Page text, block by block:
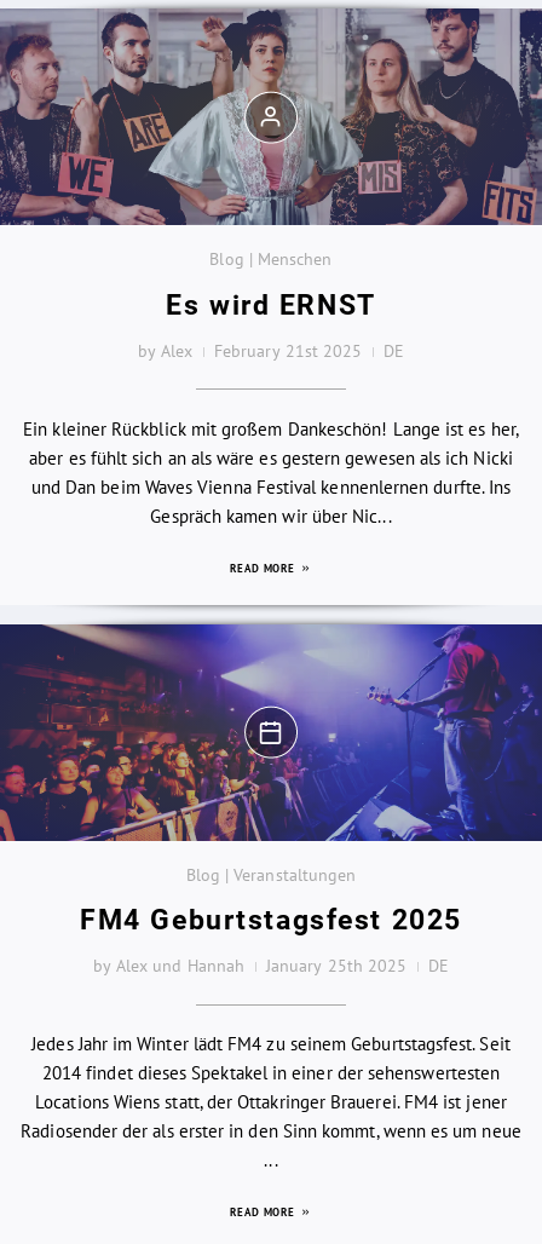
Blog | Menschen
Es wird ERNST
by Alex February 21st 2025 DE
Ein kleiner Rückblick mit großem Dankeschön! Lange ist es her,
aber es fühlt sich an als wäre es gestern gewesen als ich Nicki
und Dan beim Waves Vienna Festival kennenlernen durfte. Ins
Gespräch kamen wir über Nic...
READ MORE
Blog | Veranstaltungen
FM4 Geburtstagsfest 2025
by Alex und Hannah January 25th 2025 DE
Jedes Jahr im Winter lädt FM4 zu seinem Geburtstagsfest. Seit
2014 findet dieses Spektakel in einer der sehenswertesten
Locations Wiens statt, der Ottakringer Brauerei. FM4 ist jener
Radiosender der als erster in den Sinn kommt, wenn es um neue
...
READ MORE